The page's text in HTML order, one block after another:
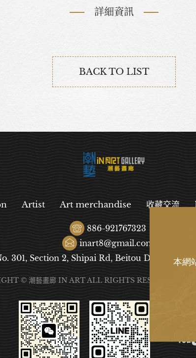
本網
詳細資訊
BACK TO LIST
Artist Art merchandise 收藏交流
886-921767323
inart8@gmail.com
301, Section 2, Shipai Rd, Beitou District,
© 潮藝畫廊 IN ART ALL RIGHTS RESERVED.